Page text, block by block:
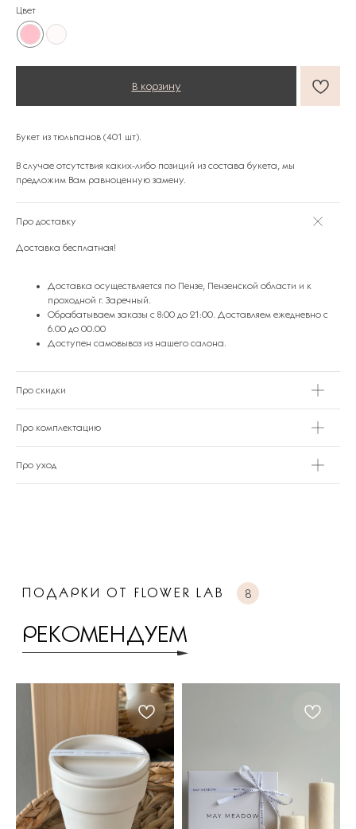
Цвет
В корзину
Букет из тюльпанов (401 шт).
В случае отсутствия каких-либо позиций из состава букета, мы
предложим Вам равноценную замену.
Про доставку
Доставка бесплатная!
Доставка осуществляется по Пензе, Пензенской области и к
проходной г. Заречный.
Обрабатываем заказы с 8:00 до 21:00. Доставляем ежедневно с
6.00 до 00.00
Доступен самовывоз из нашего салона.
Про скидки
Про комплектацию
Про уход
РЕКОМЕНДУЕМ
ПОДАРКИ ОТ FLOWER LAB